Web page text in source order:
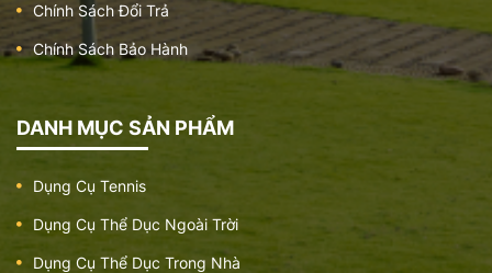
Chính Sách Đổi Trả
Chính Sách Bảo Hành
DANH MỤC SẢN PHẨM
Dụng Cụ Tennis
Dụng Cụ Thể Dục Ngoài Trời
Dụng Cụ Thể Dục Trong Nhà